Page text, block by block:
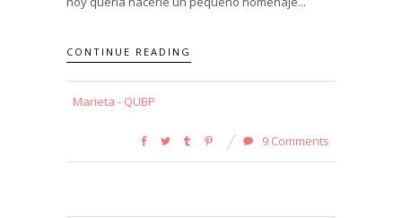
CONTINUE READING
Marieta - QUBP
9 Comments